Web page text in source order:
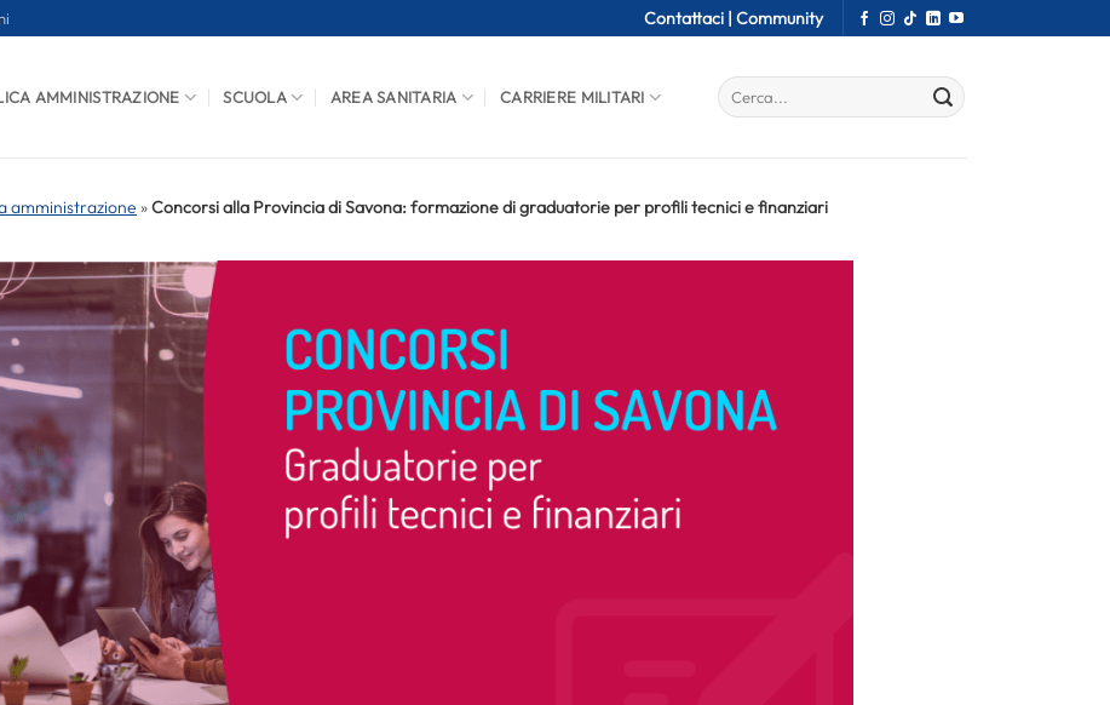
Contattaci | Community
AMMINISTRAZIONE SCUOLA AREA SANITARIA CARRIERE MILITARI
amministrazione »Concorsi alla Provincia di Savona: formazione di graduatorie per profili tecnici e finanziari